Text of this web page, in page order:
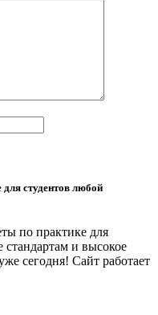
студентов любой
по практике для
стандартам и высокое
сегодня! Сайт работает